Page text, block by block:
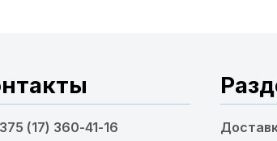
(17) 360-41-16